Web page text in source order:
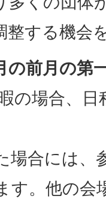
整する機会
の前月の第
の場合、
場合には、
す。他の会